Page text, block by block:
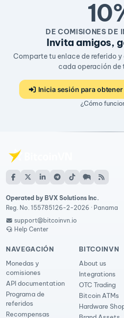
DE COMISIONES DE
Invita amigos,
Comparte tu enlace de referido y
cada operación de
Inicia sesión para
¿Cómo
Operated by BVX Solutions Inc.
Reg. No. 155785126-2-2026 · Panama
support@bitcoinvn.io
Help Center
NAVEGACIÓN
Monedas y
comisiones
API documentation
Programa de
referidos
Recompensas
BITCOINVN
About us
Integrations
OTC Trading
Bitcoin ATMs
Hardware